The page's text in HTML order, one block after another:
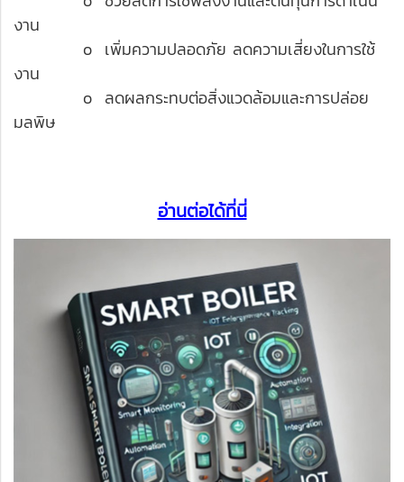
งาน
o เพิ่มความปลอดภัย ลดความเสี่ยงในการใช้
งาน
o ลดผลกระทบต่อสิ่งแวดล้อมและการปล่อย
มลพิษ
อ่านต่อได้ที่นี่